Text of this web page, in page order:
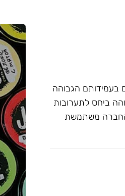
בעמידותם הגבוהה
ביחס לתערובות
החברה משתמשת